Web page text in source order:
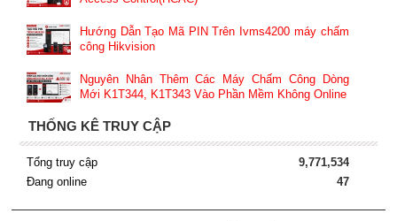
Hướng Dẫn Tạo Mã PIN Trên Ivms4200 máy chấm
công Hikvision
Nguyên Nhân Thêm Các Máy Chấm Công Dòng
Mới K1T344, K1T343 Vào Phần Mềm Không Online
THỐNG KÊ TRUY CẬP
Tổng truy cập
9,771,534
Đang online
47